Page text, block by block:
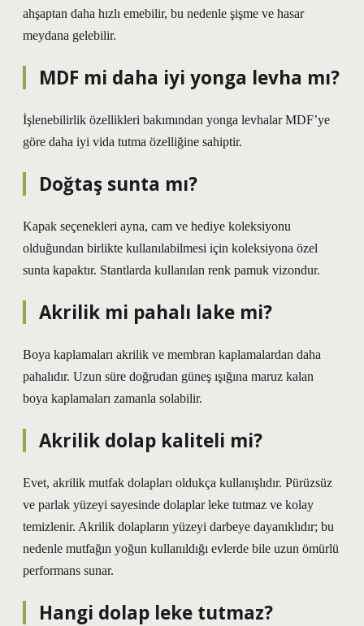
ahşaptan daha hızlı emebilir, bu nedenle şişme ve hasar
meydana gelebilir.
MDF mi daha iyi yonga levha mı?
İşlenebilirlik özellikleri bakımından yonga levhalar MDF’ye
göre daha iyi vida tutma özelliğine sahiptir.
Doğtaş sunta mı?
Kapak seçenekleri ayna, cam ve hediye koleksiyonu
olduğundan birlikte kullanılabilmesi için koleksiyona özel
sunta kapaktır. Stantlarda kullanılan renk pamuk vizondur.
Akrilik mi pahalı lake mi?
Boya kaplamaları akrilik ve membran kaplamalardan daha
pahalıdır. Uzun süre doğrudan güneş ışığına maruz kalan
boya kaplamaları zamanla solabilir.
Akrilik dolap kaliteli mi?
Evet, akrilik mutfak dolapları oldukça kullanışlıdır. Pürüzsüz
ve parlak yüzeyi sayesinde dolaplar leke tutmaz ve kolay
temizlenir. Akrilik dolapların yüzeyi darbeye dayanıklıdır; bu
nedenle mutfağın yoğun kullanıldığı evlerde bile uzun ömürlü
performans sunar.
Hangi dolap leke tutmaz?